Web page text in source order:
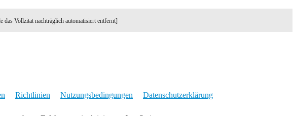
das Vollzitat nachträglich automatisiert entfernt]
Richtlinien Nutzungsbedingungen Datenschutzerklärung